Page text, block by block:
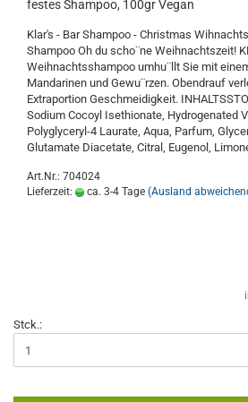
festes Shampoo, 100gr Vegan
Klar's - Bar Shampoo - Christmas
Shampoo Oh du scho¨ne Weihnachtszeit!
Weihnachtsshampoo umhu¨llt Sie mit
Mandarinen und Gewu¨rzen. Obendrauf
Extraportion Geschmeidigkeit.
Sodium Cocoyl Isethionate, Hydrogenated
Polyglyceryl-4 Laurate, Aqua, Parfum,
Glutamate Diacetate, Citral, Eugenol,
Art.Nr.: 704024
Lieferzeit:
ca. 3-4 Tage (Ausland
Stck.: